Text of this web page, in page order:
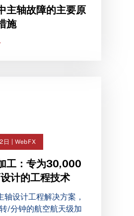
主轴故障的主要原
施
日 | WebFX
工：专为30,000
计的工程技术
轴设计工程解决方案，
/分钟的航空航天级加